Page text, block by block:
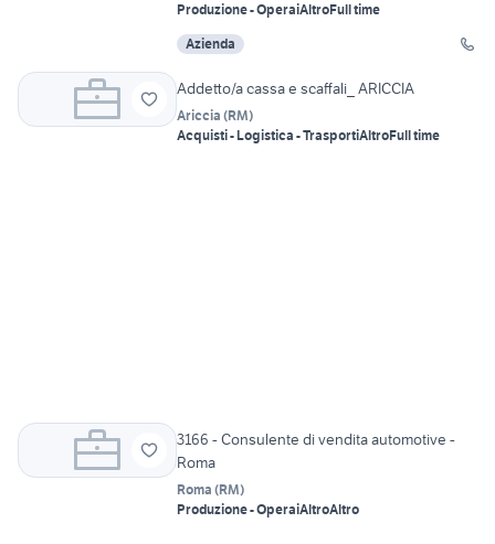
Produzione - OperaiAltroFull time
Azienda
Addetto/a cassa e scaffali_ ARICCIA
Ariccia (RM)
Acquisti - Logistica - TrasportiAltroFull time
3166 - Consulente di vendita automotive -
Roma
Roma (RM)
Produzione - OperaiAltroAltro